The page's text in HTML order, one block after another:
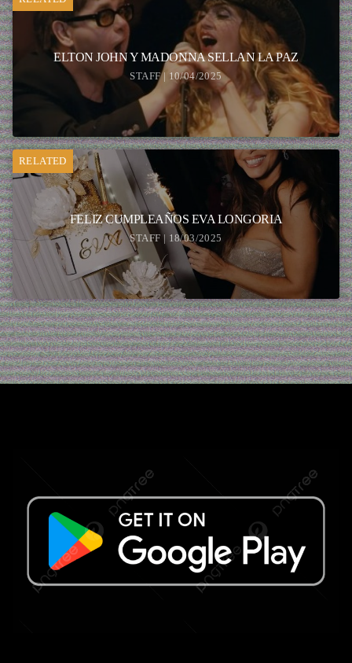
ELTON JOHN Y MADONNA SELLAN LA PAZ
STAFF | 10/04/2025
RELATED
FELIZ CUMPLEAÑOS EVA LONGORIA
STAFF | 18/03/2025